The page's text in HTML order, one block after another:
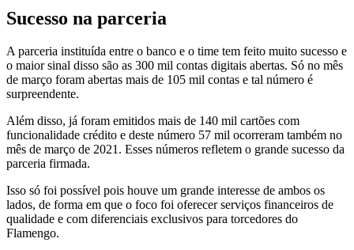
Sucesso na parceria
A parceria instituída entre o banco e o time tem feito muito sucesso e
o maior sinal disso são as 300 mil contas digitais abertas. Só no mês
de março foram abertas mais de 105 mil contas e tal número é
surpreendente.
Além disso, já foram emitidos mais de 140 mil cartões com
funcionalidade crédito e deste número 57 mil ocorreram também no
mês de março de 2021. Esses números refletem o grande sucesso da
parceria firmada.
Isso só foi possível pois houve um grande interesse de ambos os
lados, de forma em que o foco foi oferecer serviços financeiros de
qualidade e com diferenciais exclusivos para torcedores do
Flamengo.